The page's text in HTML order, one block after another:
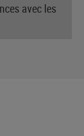
avec les